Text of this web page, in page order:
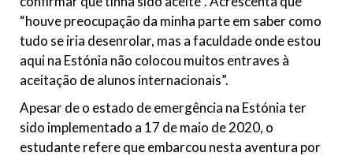
“houve preocupação da minha parte em saber como
tudo se iria desenrolar, mas a faculdade onde estou
aqui na Estónia não colocou muitos entraves à
aceitação de alunos internacionais”.
Apesar de o estado de emergência na Estónia ter
sido implementado a 17 de maio de 2020, o
estudante refere que embarcou nesta aventura por